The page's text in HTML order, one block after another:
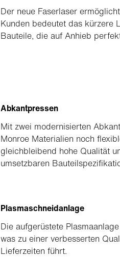
Der neue Faserlaser
Kunden bedeutet das kürzere
Bauteile, die auf Anhieb
Abkantpressen
Mit zwei modernisierten
Monroe Materialien noch
gleichbleibend hohe Qualität
umsetzbaren
Plasmaschneidanlage
Die aufgerüstete
was zu einer verbesserten
Lieferzeiten führt.